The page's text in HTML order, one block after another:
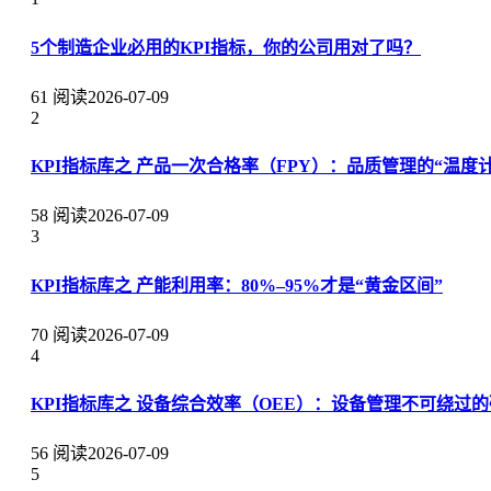
5个制造企业必用的KPI指标，你的公司用对了吗？
61 阅读2026-07-09
2
KPI指标库之 产品一次合格率（FPY）：品质管理的“温度
58 阅读2026-07-09
3
KPI指标库之 产能利用率：80%–95%才是“黄金区间”
70 阅读2026-07-09
4
KPI指标库之 设备综合效率（OEE）：设备管理不可绕过
56 阅读2026-07-09
5